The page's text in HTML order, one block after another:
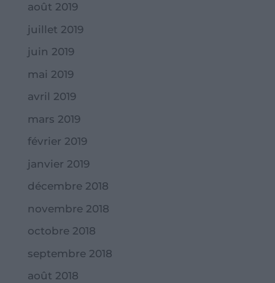
août 2019
juillet 2019
juin 2019
mai 2019
avril 2019
mars 2019
février 2019
janvier 2019
décembre 2018
novembre 2018
octobre 2018
septembre 2018
août 2018